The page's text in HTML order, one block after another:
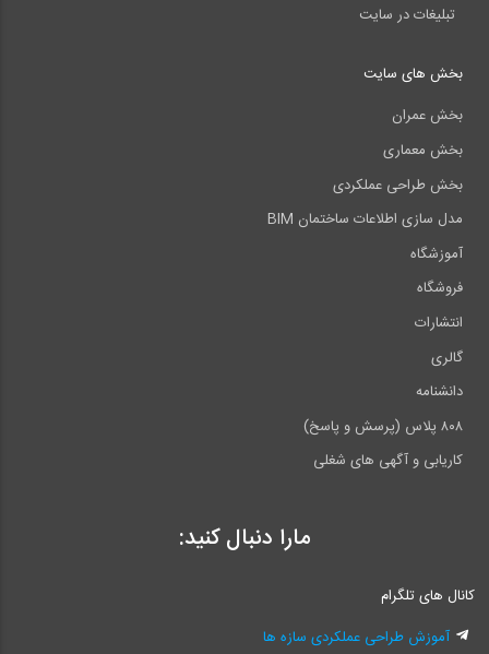
تبلیغات در سایت
بخش های سایت
بخش عمران
بخش معماری
بخش طراحی عملکردی
مدل سازی اطلاعات ساختمان BIM
آموزشگاه
فروشگاه
انتشارات
گالری
دانشنامه
۸۰۸ پلاس (پرسش و پاسخ)
کاریابی و آگهی های شغلی
مارا دنبال کنید:
کانال های تلگرام
آموزش طراحی عملکردی سازه ها